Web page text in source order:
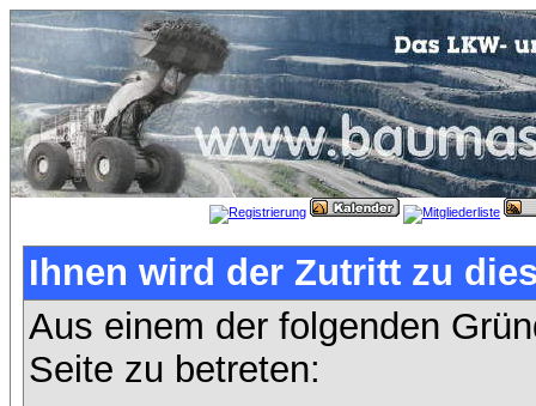
Ihnen wird der Zutritt zu
Aus einem der folgenden
Seite zu betreten: